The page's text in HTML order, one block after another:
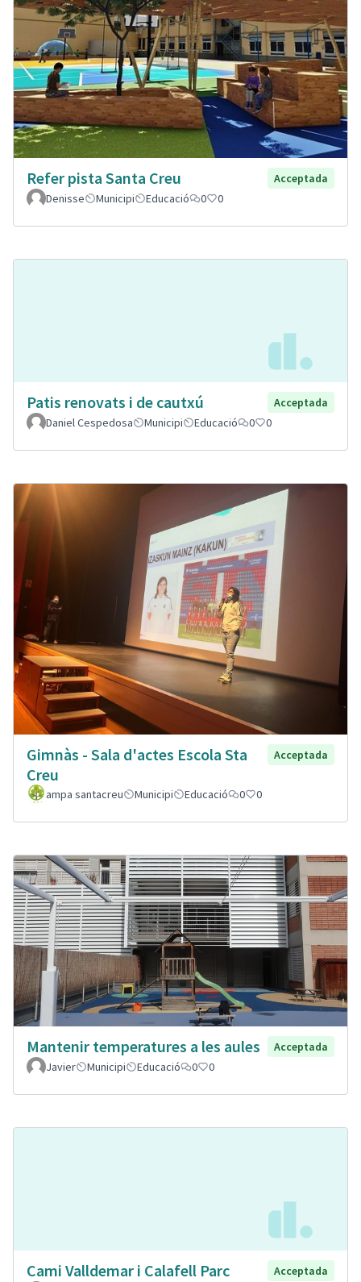
Refer pista Santa Creu
Acceptada
Denisse
Municipi Educació 0 0
Patis renovats i de cautxú
Acceptada
Daniel Cespedosa
Municipi Educació 0 0
Gimnàs - Sala d'actes Escola Sta
Creu
Acceptada
ampa santacreu Municipi Educació 0 0
Mantenir temperatures a les aules
Acceptada
Javier
Municipi Educació 0 0
Cami Valldemar i Calafell Parc
Acceptada